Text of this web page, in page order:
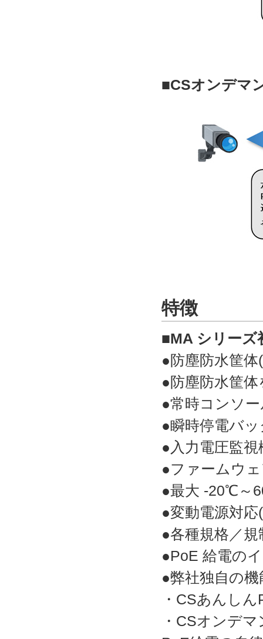
■CSオンデマ
特徴
■MA シリーズ
●防塵防水筐
●防塵防水筐
●常時コンソ
●瞬時停電バ
●入力電圧監視
●ファームウ
●最大 -20℃～
●変動電源対
●各種規格／
●PoE 給電の
●弊社独自の機
・CSあんし
・CSオンデ